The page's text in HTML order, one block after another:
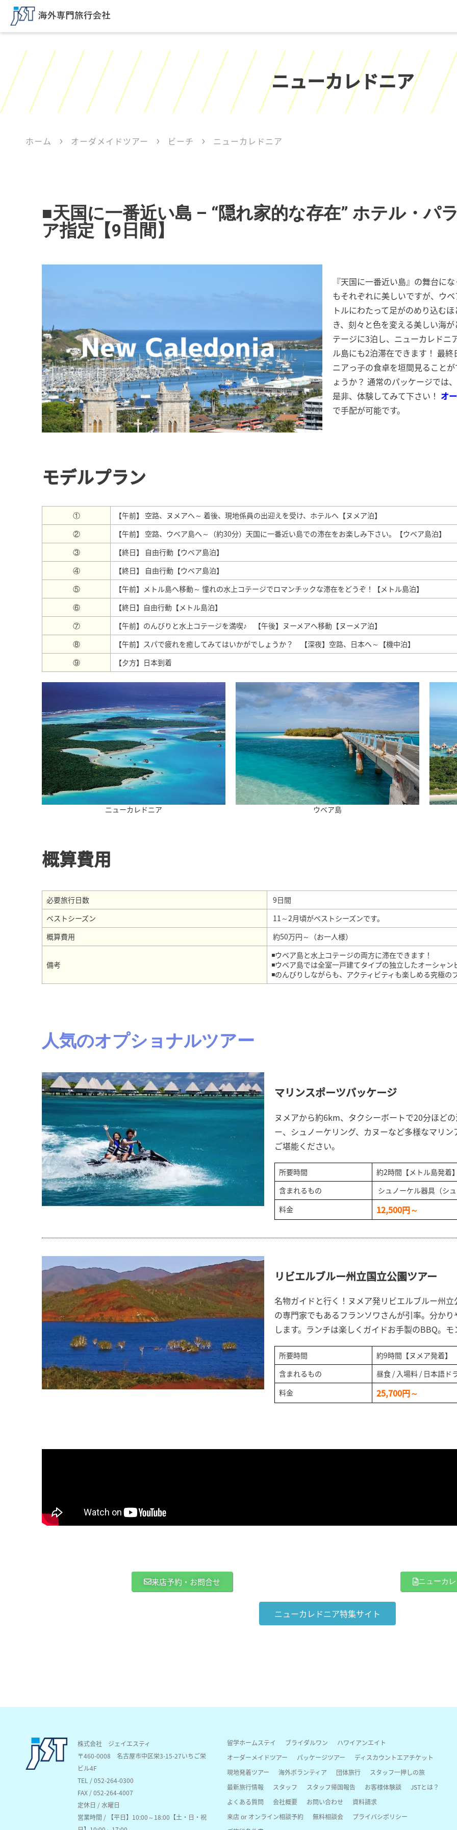
ニューカレドニア
ホーム オーダメイドツアー ビーチ ニューカレドニア
■天国に一番近い島 – “隠れ家的な存在” ホテル・パ
ア指定【9日間】
『天国に一番近い島』の舞台に
もそれぞれに美しいですが、ウ
トルにわたって足がのめり込む
き、刻々と色を変える美しい海
テージに3泊し、ニューカレドニ
ル島にも2泊滞在できます！ 最
ニアっ子の食卓を垣間見ること
ょうか？ 通常のパッケージでは
是非、体験してみて下さい！ オ
で手配が可能です。
モデルプラン
①
【午前】 空路、ヌメアへ～ 着後、現地係員の出迎えを受け、ホテルへ【ヌメア泊】
②
【午前】 空路、ウベア島へ～（約30分）天国に一番近い島での滞在をお楽しみ下さい。【ウベア島泊】
③
【終日】 自由行動【ウベア島泊】
④
【終日】 自由行動【ウベア島泊】
⑤
【午前】メトル島へ移動～ 憧れの水上コテージでロマンチックな滞在をどうぞ！【メトル島泊】
⑥
【終日】自由行動【メトル島泊】
⑦
【午前】のんびりと水上コテージを満喫♪ 【午後】ヌーメアへ移動【ヌーメア泊】
⑧
【午前】スパで疲れを癒してみてはいかがでしょうか？ 【深夜】空路、日本へ～【機中泊】
⑨
【夕方】日本到着
ニューカレドニア ウベア島
概算費用
必要旅行日数
9日間
ベストシーズン
11～2月頃がベストシーズンです。
概算費用
約50万円～（お一人様）
備考
◾ウベア島と水上コテージの両方に滞在できます！
◾ウベア島では全室一戸建てタイプの独立したオーシャ
◾のんびりしながらも、アクティビティも楽しめる究極の
人気のオプショナルツアー
マリンスポーツパッケージ
ヌメアから約6km、タクシーボートで20分ほど
ー、シュノーケリング、カヌーなど多様なマリ
ご堪能ください。
所要時間
約2時間【メトル島発着
含まれるもの
シュノーケル器具（シ
料金
12,500円～
リビエルブルー州立国立公園ツアー
名物ガイドと行く！ヌメア発リビエルブルー州
の専門家でもあるフランソワさんが引率。分か
します。ランチは楽しくガイドお手製のBBQ。
所要時間
約9時間【ヌメア発着】
含まれるもの
昼食 / 入場料 / 日本語ド
料金
25,700円～
来店予約・お問合せ ニューカ
ニューカレドニア特集サイト
株式会社 ジェイエスティ
〒460-0008名古屋市中区栄3-15-27いちご栄
ビル4F
TEL / 052-264-0300
FAX / 052-264-4007
定休日 / 水曜日
営業時間 / 【平日】10:00～18:00【土・日・祝
留学ホームステイ ブライダルワン
ハワイアンエイト
オーダーメイドツアー
パッケージツアー
ディスカウントエアチケット
現地発着ツアー
海外ボランティア 団体旅行
スタッフ一押しの旅
最新旅行情報
スタッフ スタッフ帰国報告 お客様体験談
JSTとは？
よくある質問
会社概要 お問い合わせ
資料請求
来店 or オンライン相談予約
無料相談会
プライバシポリシー